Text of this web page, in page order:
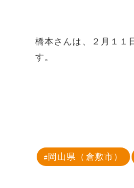
橋本さんは、２月１１
す。
岡山県（倉敷市）